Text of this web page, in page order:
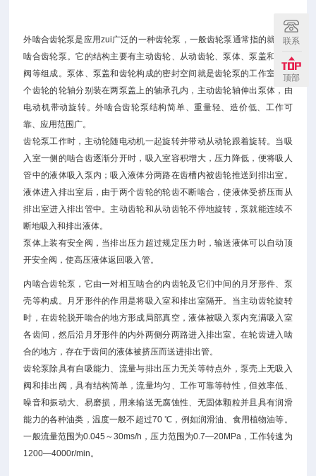
外啮合齿轮泵是应用zui广泛的一种齿轮泵，一般齿轮泵通常指的就是外
啮合齿轮泵。它的结构主要有主动齿轮、从动齿轮、泵体、泵盖和安全
阀等组成。泵体、泵盖和齿轮构成的密封空间就是齿轮泵的工作室。两
个齿轮的轮轴分别装在两泵盖上的轴承孔内，主动齿轮轴伸出泵体，由
电动机带动旋转。外啮合齿轮泵结构简单、重量轻、造价低、工作可
靠、应用范围广。
齿轮泵工作时，主动轮随电动机一起旋转并带动从动轮跟着旋转。当吸
入室一侧的啮合齿逐渐分开时，吸入室容积增大，压力降低，便将吸人
管中的液体吸入泵内；吸入液体分两路在齿槽内被齿轮推送到排出室。
液体进入排出室后，由于两个齿轮的轮齿不断啮合，使液体受挤压而从
排出室进入排出管中。主动齿轮和从动齿轮不停地旋转，泵就能连续不
断地吸入和排出液体。
泵体上装有安全阀，当排出压力超过规定压力时，输送液体可以自动顶
开安全阀，使高压液体返回吸入管。
内啮合齿轮泵，它由一对相互啮合的内齿轮及它们中间的月牙形件、泵
壳等构成。月牙形件的作用是将吸入室和排出室隔开。当主动齿轮旋转
时，在齿轮脱开啮合的地方形成局部真空，液体被吸入泵内充满吸入室
各齿间，然后沿月牙形件的内外两侧分两路进入排出室。在轮齿进入啮
合的地方，存在于齿间的液体被挤压而送进排出管。
齿轮泵除具有自吸能力、流量与排出压力无关等特点外，泵壳上无吸入
阀和排出阀，具有结构简单，流量均匀、工作可靠等特性，但效率低、
噪音和振动大、易磨损，用来输送无腐蚀性、无固体颗粒并且具有润滑
能力的各种油类，温度一般不超过70 ℃，例如润滑油、食用植物油等。
一般流量范围为0.045～30ms/h，压力范围为0.7—20MPa，工作转速为
1200—4000r/min。
联系
顶部